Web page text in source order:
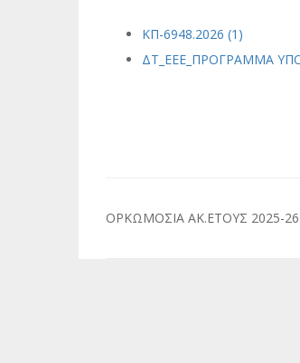
ΚΠ-6948.2026 (1)
ΔΤ_ΕΕΕ_ΠΡΟΓΡΑΜΜΑ
Πλοήγηση
ΟΡΚΩΜΟΣΙΑ ΑΚ.ΕΤΟΥΣ 2025-26